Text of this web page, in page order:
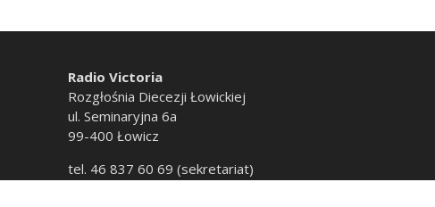
Radio Victoria
Rozgłośnia Diecezji Łowickiej
ul. Seminaryjna 6a
99-400 Łowicz
tel. 46 837 60 69 (sekretariat)